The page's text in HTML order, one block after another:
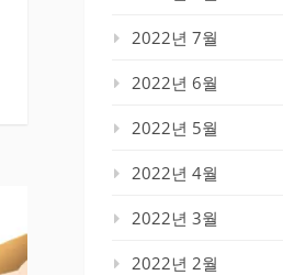
2022년 7월
2022년 6월
2022년 5월
2022년 4월
2022년 3월
2022년 2월